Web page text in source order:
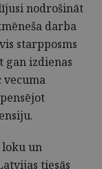
nodrošināt
darba
starpposms
gan izdienas
loku un
tiesās